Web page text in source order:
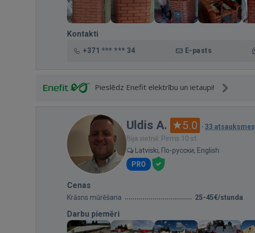
Kontakti
+371 *** *** 34 E-pasts
Pieslēdz Enefit elektrību un ietaupi!
Uldis A. 5.0 · 33 atsauksmes
Bija vietnē: Pirms 10 st.
Latviski, По-русски, English
PRO
Cenas
Krāsns mūrēšana 25-45€/stunda
Darbu piemēri